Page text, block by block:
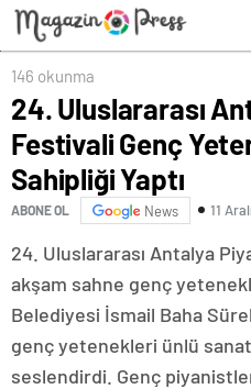
146 okunma
24. Uluslararası
Festivali Genç
Sahipliği Yaptı
ABONE OL News 11
24. Uluslararası Antalya
akşam sahne genç
Belediyesi İsmail Baha
genç yetenekleri ünlü
seslendirdi. Genç